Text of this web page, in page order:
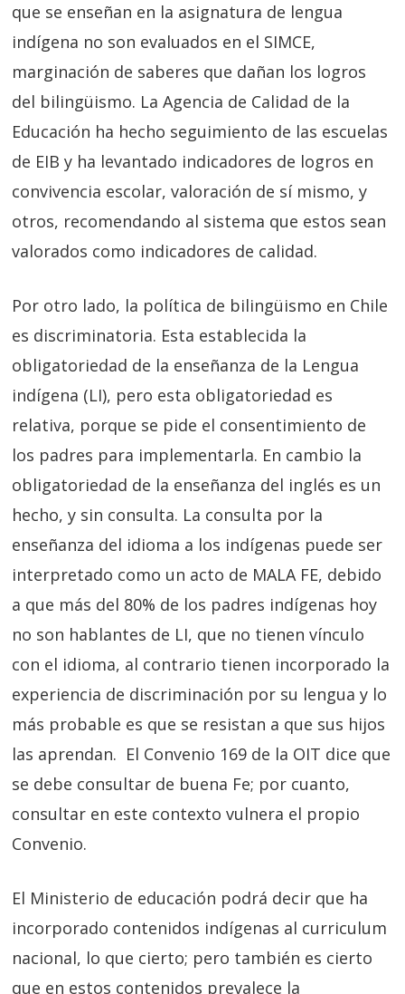
que se enseñan en la asignatura de lengua
indígena no son evaluados en el SIMCE,
marginación de saberes que dañan los logros
del bilingüismo. La Agencia de Calidad de la
Educación ha hecho seguimiento de las escuelas
de EIB y ha levantado indicadores de logros en
convivencia escolar, valoración de sí mismo, y
otros, recomendando al sistema que estos sean
valorados como indicadores de calidad.
Por otro lado, la política de bilingüismo en Chile
es discriminatoria. Esta establecida la
obligatoriedad de la enseñanza de la Lengua
indígena (LI), pero esta obligatoriedad es
relativa, porque se pide el consentimiento de
los padres para implementarla. En cambio la
obligatoriedad de la enseñanza del inglés es un
hecho, y sin consulta. La consulta por la
enseñanza del idioma a los indígenas puede ser
interpretado como un acto de MALA FE, debido
a que más del 80% de los padres indígenas hoy
no son hablantes de LI, que no tienen vínculo
con el idioma, al contrario tienen incorporado la
experiencia de discriminación por su lengua y lo
más probable es que se resistan a que sus hijos
las aprendan. El Convenio 169 de la OIT dice que
se debe consultar de buena Fe; por cuanto,
consultar en este contexto vulnera el propio
Convenio.
El Ministerio de educación podrá decir que ha
incorporado contenidos indígenas al curriculum
nacional, lo que cierto; pero también es cierto
que en estos contenidos prevalece la